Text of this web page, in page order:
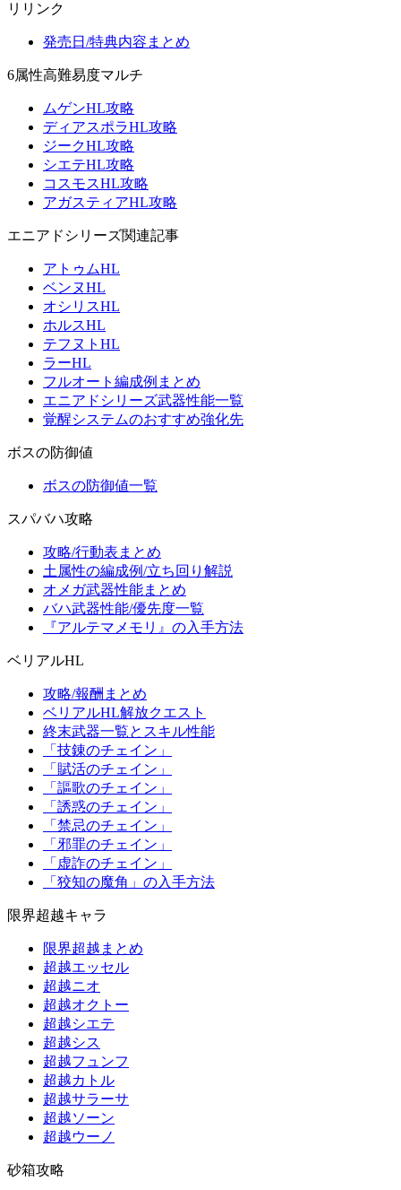
リリンク
発売日/特典内容まとめ
6属性高難易度マルチ
ムゲンHL攻略
ディアスポラHL攻略
ジークHL攻略
シエテHL攻略
コスモスHL攻略
アガスティアHL攻略
エニアドシリーズ関連記事
アトゥムHL
ベンヌHL
オシリスHL
ホルスHL
テフヌトHL
ラーHL
フルオート編成例まとめ
エニアドシリーズ武器性能一覧
覚醒システムのおすすめ強化先
ボスの防御値
ボスの防御値一覧
スパバハ攻略
攻略/行動表まとめ
土属性の編成例/立ち回り解説
オメガ武器性能まとめ
バハ武器性能/優先度一覧
『アルテマメモリ』の入手方法
ベリアルHL
攻略/報酬まとめ
ベリアルHL解放クエスト
終末武器一覧とスキル性能
「技錬のチェイン」
「賦活のチェイン」
「謳歌のチェイン」
「誘惑のチェイン」
「禁忌のチェイン」
「邪罪のチェイン」
「虚詐のチェイン」
「狡知の魔角」の入手方法
限界超越キャラ
限界超越まとめ
超越エッセル
超越ニオ
超越オクトー
超越シエテ
超越シス
超越フュンフ
超越カトル
超越サラーサ
超越ソーン
超越ウーノ
砂箱攻略